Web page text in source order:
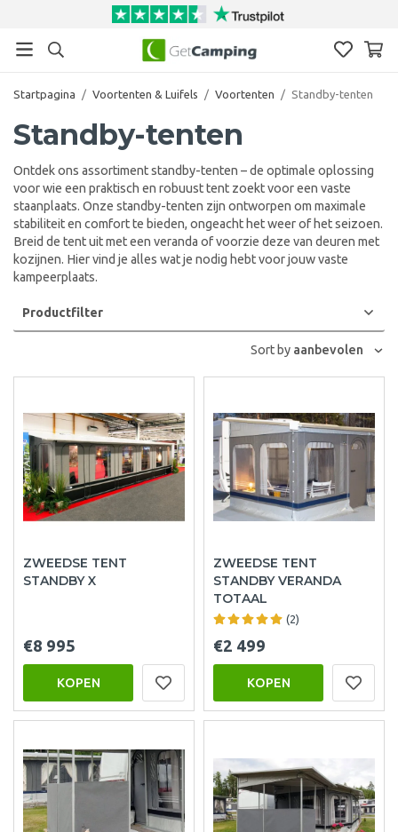
Startpagina / Voortenten & Luifels / Voortenten / Standby-tenten
Standby-tenten
Ontdek ons assortiment standby-tenten – de optimale oplossing
voor wie een praktisch en robuust tent zoekt voor een vaste
staanplaats. Onze standby-tenten zijn ontworpen om maximale
stabiliteit en comfort te bieden, ongeacht het weer of het seizoen.
Breid de tent uit met een veranda of voorzie deze van deuren met
kozijnen. Hier vind je alles wat je nodig hebt voor jouw vaste
kampeerplaats.
Productfilter
Sort by aanbevolen
ZWEEDSE TENT
STANDBY X
€8 995
KOPEN
ZWEEDSE TENT
STANDBY VERANDA
TOTAAL
(2)
€2 499
KOPEN